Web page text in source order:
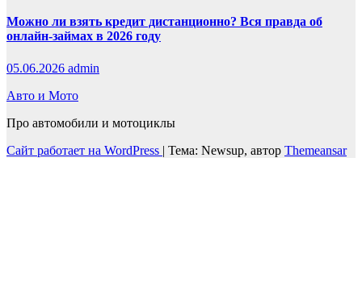
Можно ли взять кредит дистанционно? Вся правда об
онлайн-займах в 2026 году
05.06.2026 admin
Авто и Мото
Про автомобили и мотоциклы
Сайт работает на WordPress | Тема: Newsup, автор Themeansar